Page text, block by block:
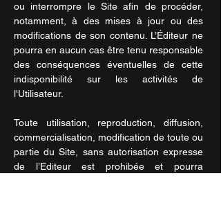
ou interrompre le Site afin de procéder,
notamment, à des mises à jour ou des
modifications de son contenu. L’Éditeur ne
pourra en aucun cas être tenu responsable
des conséquences éventuelles de cette
indisponibilité sur les activités de
l'Utilisateur.
Toute utilisation, reproduction, diffusion,
commercialisation, modification de toute ou
partie du Site , sans autorisation expresse
de l’Editeur est prohibée et pourra